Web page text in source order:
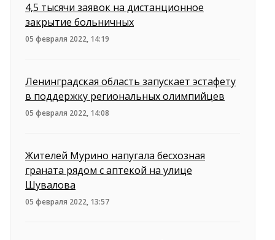
4,5 тысячи заявок на дистанционное
закрытие больничных
05 февраля 2022, 14:19
Ленинградская область запускает эстафету
в поддержку региональных олимпийцев
05 февраля 2022, 14:08
Жителей Мурино напугала бесхозная
граната рядом с аптекой на улице
Шувалова
05 февраля 2022, 13:57